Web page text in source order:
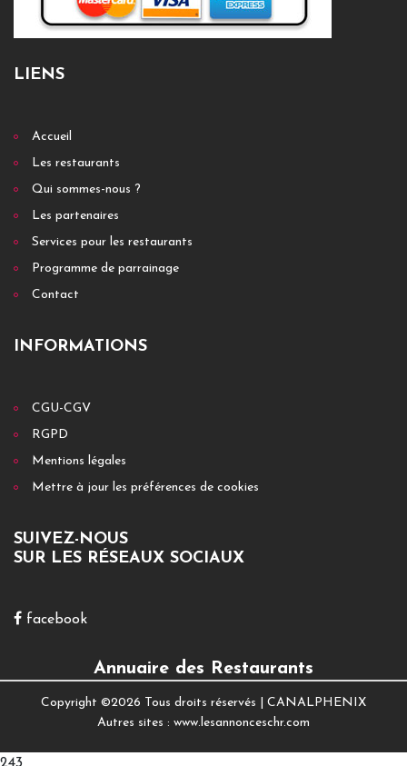
LIENS
Accueil
Les restaurants
Qui sommes-nous ?
Les partenaires
Services pour les restaurants
Programme de parrainage
Contact
INFORMATIONS
CGU-CGV
RGPD
Mentions légales
Mettre à jour les préférences de cookies
SUIVEZ-NOUS
SUR LES RÉSEAUX SOCIAUX
facebook
Annuaire des Restaurants
Copyright ©2026 Tous droits réservés | CANALPHENIX
Autres sites : www.lesannonceschr.com
243